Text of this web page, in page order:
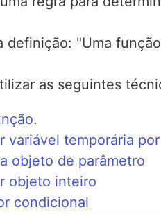
definição: "Uma
as seguintes
.
variável temporária
objeto de parâmetro
objeto inteiro
condicional